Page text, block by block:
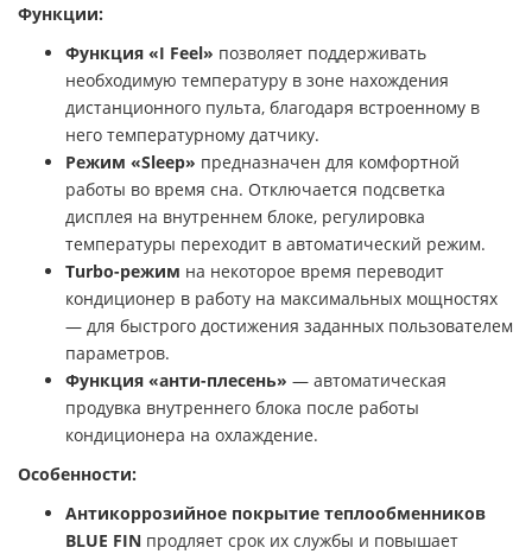
Функции:
Функция «I Feel» позволяет поддерживать
необходимую температуру в зоне нахождения
дистанционного пульта, благодаря встроенному в
него температурному датчику.
Режим «Sleep» предназначен для комфортной
работы во время сна. Отключается подсветка
дисплея на внутреннем блоке, регулировка
температуры переходит в автоматический режим.
Turbo-режим на некоторое время переводит
кондиционер в работу на максимальных мощностях
— для быстрого достижения заданных пользователем
параметров.
Функция «анти-плесень» — автоматическая
продувка внутреннего блока после работы
кондиционера на охлаждение.
Особенности:
Антикоррозийное покрытие теплообменников
BLUE FIN продляет срок их службы и повышает